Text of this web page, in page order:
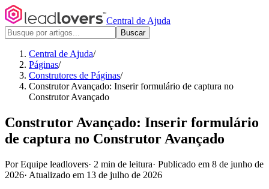
Central de Ajuda
Buscar
Central de Ajuda/
Páginas/
Construtores de Páginas/
Construtor Avançado: Inserir formulário de captura no
Construtor Avançado
Construtor Avançado: Inserir formulário
de captura no Construtor Avançado
Por Equipe leadlovers· 2 min de leitura· Publicado em 8 de junho de
2026· Atualizado em 13 de julho de 2026